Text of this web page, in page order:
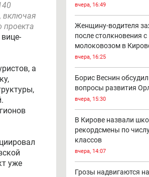
включая
проекта
а
уже
вчера, 16:49
Женщину-водителя
после столкновения с
молоковозом в
вчера, 16:25
Борис Веснин
вопросы развития
вчера, 15:30
В Кирове назвали
рекордсмены по
классов
вчера, 14:07
Грозы надвигаются